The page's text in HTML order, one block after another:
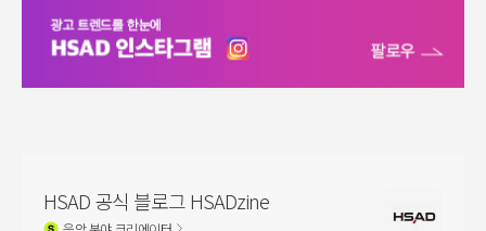
HSAD 공식 블로그 HSADzine